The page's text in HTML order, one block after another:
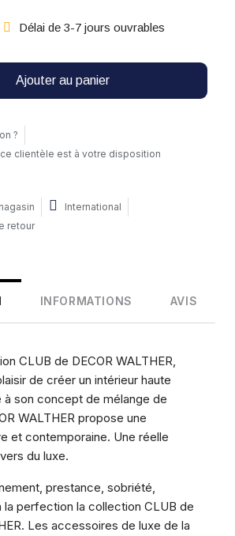
Délai de 3-7 jours ouvrables
Ajouter au panier
?
clientèle est à votre disposition
International
retour
INFORMATIONS AVIS
CLUB de DECOR WALTHER,
de créer un intérieur haute
à son concept de mélange de
WALTHER propose une
et contemporaine. Une réelle
du luxe.
prestance, sobriété,
la perfection la collection CLUB de
Les accessoires de luxe de la